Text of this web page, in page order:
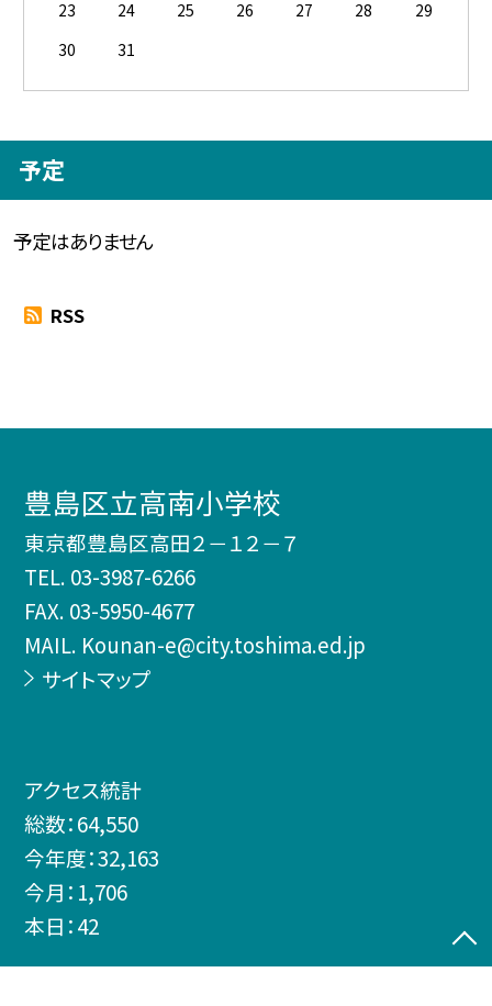
23
24 25 26 27 28
29
30
31
予定
予定はありません
RSS
豊島区立高南小学校
東京都豊島区高田２－１２－７
TEL. 03-3987-6266
FAX. 03-5950-4677
MAIL. Kounan-e@city.toshima.ed.jp
サイトマップ
アクセス統計
総数：64,550
今年度：32,163
今月： 1,706
本日：42